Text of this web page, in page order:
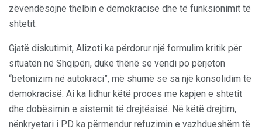
zëvendësojnë thelbin e demokracisë dhe të funksionimit të
shtetit.
Gjatë diskutimit, Alizoti ka përdorur një formulim kritik për
situatën në Shqipëri, duke thënë se vendi po përjeton
“betonizim në autokraci”, më shumë se sa një konsolidim të
demokracisë. Ai ka lidhur këtë proces me kapjen e shtetit
dhe dobësimin e sistemit të drejtësisë. Në këtë drejtim,
nënkryetari i PD ka përmendur refuzimin e vazhdueshëm të